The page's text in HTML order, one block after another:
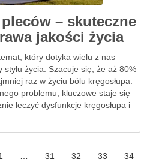
– skuteczne
jakości życia
który dotyka wielu z nas –
stylu życia. Szacuje się, że aż 80%
raz w życiu bólu kręgosłupa.
problemu, kluczowe staje się
leczyć dysfunkcje kręgosłupa i
Proces rehabilitacji nie …
31 32 33 34